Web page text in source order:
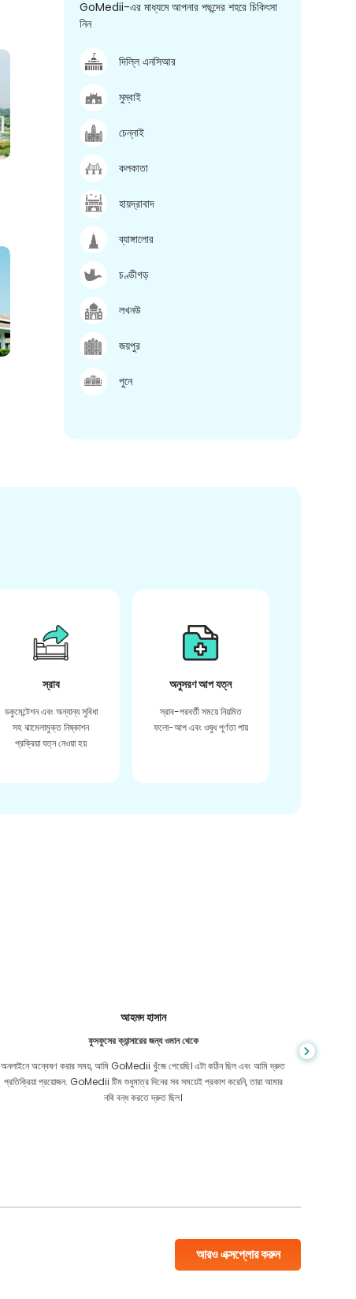
GoMedii-এর মাধ্যমে আপনার পছন্দের শহরে চিকিৎসা
নিন
দিল্লি এনসিআর
মুম্বাই
চেন্নাই
কলকাতা
হায়দ্রাবাদ
ব্যাঙ্গালোর
চণ্ডীগড়
লখনউ
জয়পুর
পুনে
স্রাব
ডকুমেন্টেশন এবং অন্যান্য সুবিধা
সহ ঝামেলামুক্ত নিষ্কাশন
প্রক্রিয়া যত্ন নেওয়া হয়
অনুসরণ আপ যত্ন
স্রাব-পরবর্তী সময়ে নিয়মিত
ফলো-আপ এবং ওষুধ পূর্ণতা পায়
আহমদ হাসান
ফুসফুসের ক্যান্সারের জন্য ওমান থেকে
অনলাইনে অন্বেষণ করার সময়, আমি GoMedii খুঁজে পেয়েছি। এটা কঠিন ছিল এবং আমি দ্রুত
প্রতিক্রিয়া প্রয়োজন. GoMedii টিম শুধুমাত্র দিনের সব সময়েই প্রকাশ করেনি, তারা আমার
নথি বন্ধ করতে দ্রুত ছিল।
আরও এক্সপ্লোর করুন